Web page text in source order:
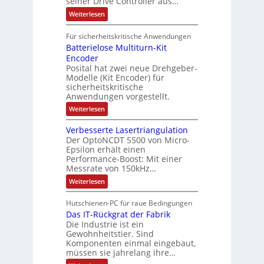
a
t
i
o
g
e
w
ä
h
t
s
k
ä
f
t
e
e
r
A
z
t
e
l
e
r
ä
l
t
S
c
h
u
t
z
l
a
c
k
b
e
s
c
i
c
h
t
u
n
Weiterlesen:
S
n
s
l
o
s
e
F
a
n
g
s
c
h
a
l
u
n
g
Für sicherheitskritische Anwendungen
Batterielose Multiturn-Kit
Encoder
Posital hat zwei neue Drehgeber-
Modelle (Kit Encoder) für
sicherheitskritische
Anwendungen vorgestellt.
Weiterlesen:
B
t
t
e
r
i
e
l
o
e
M
u
l
t
i
t
Verbesserte Lasertriangulation
Der OptoNCDT 5500 von Micro-
Epsilon erhält einen
Performance-Boost: Mit einer
Messrate von 150kHz…
Weiterlesen:
V
r
b
e
s
s
e
r
Hutschienen-PC für raue Bedingungen
Das IT-Rückgrat der Fabrik
Die Industrie ist ein
Gewohnheitstier. Sind
Komponenten einmal eingebaut,
müssen sie jahrelang ihre…